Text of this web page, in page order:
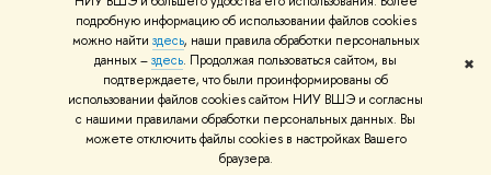
подробную информацию об использовании файлов cookies
можно найти здесь, наши правила обработки персональных
данных –здесь. Продолжая пользоваться сайтом, вы
подтверждаете, что были проинформированы об
использовании файлов cookies сайтом НИУ ВШЭ и согласны
с нашими правилами обработки персональных данных. Вы
можете отключить файлы cookies в настройках Вашего
браузера.
✖
© НИУ ВШЭ 1993–2026
Адреса и контакты
Условия использования материалов
Политика конфиденциальности
Правила применения рекомендательных технологий в НИУ ВШЭ
Карта сайта